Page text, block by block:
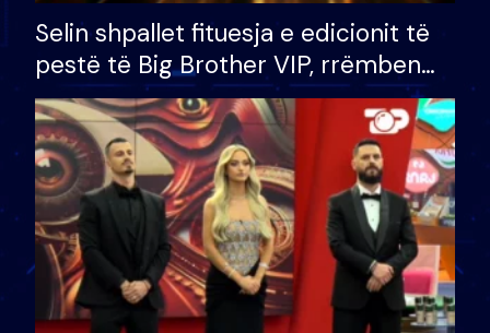
Selin shpallet fituesja e edicionit të
pestë të Big Brother VIP, rrëmben
çmimin e madh prej 100 mijë eurosh